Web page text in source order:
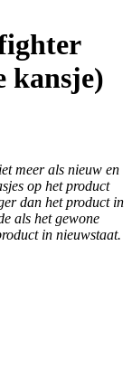
kansje)
meer als nieuw en
op het product
dan het product in
als het gewone
in nieuwstaat.